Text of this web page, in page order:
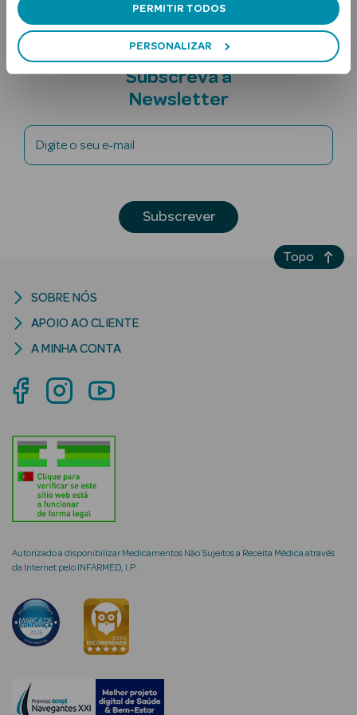
PERMITIR TODOS
PERSONALIZAR
Ver Tudo
Solares Bebé e
Criança
Rosto e
Ver Tudo
Cosmética
Hidratantes
Séruns Faciais
Creme de Olhos
envelhecimento
Subscreva a
Newsletter
Digite o seu e-mail
Subscrever
Autorizado a disponibilizar Medicamentos Não Sujeitos a Receita Médica através
da Internet pelo INFARMED, I.P.
SOBRE NÓS
APOIO AO CLIENTE
A MINHA CONTA
Topo